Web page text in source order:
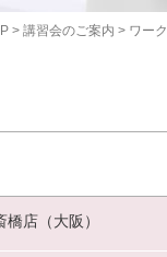
> 講習会のご案内 > ワー
店（大阪）